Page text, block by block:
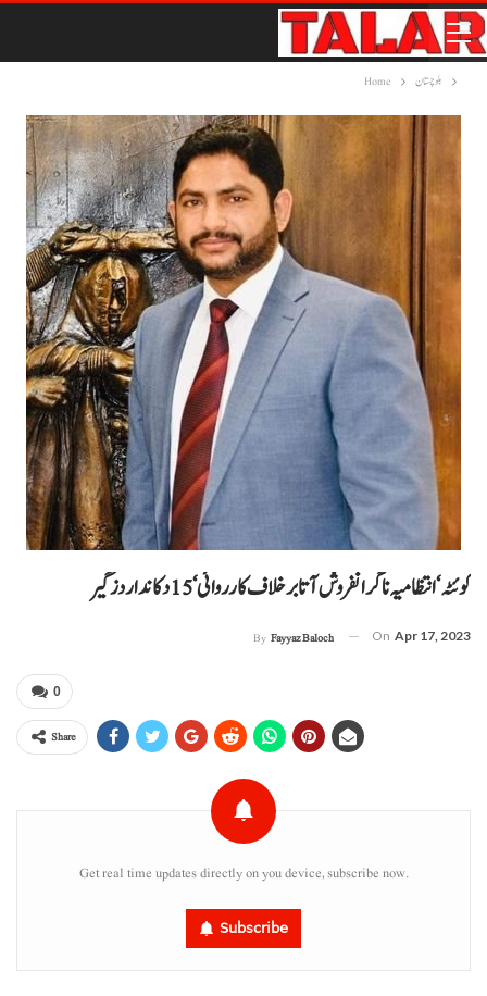
Home بلوچستان
کوئٹہ‘ انتظامیہ نا گرانفروش آتا برخلاف کارروائی‘ 15 دکاندار دزگیر
By Fayyaz Baloch On Apr 17, 2023
0
Share
Get real time updates directly on you device, subscribe now.
Subscribe